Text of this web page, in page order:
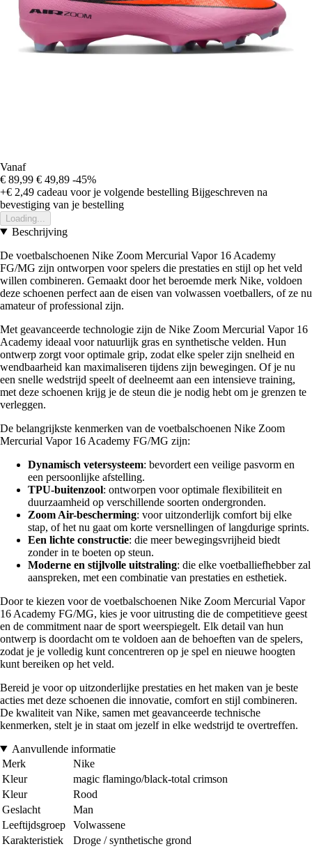
Vanaf
€ 89,99 € 49,89 -45%
+€ 2,49 cadeau voor je volgende bestelling Bijgeschreven na
bevestiging van je bestelling
Loading...
Beschrijving
De voetbalschoenen Nike Zoom Mercurial Vapor 16 Academy
FG/MG zijn ontworpen voor spelers die prestaties en stijl op het veld
willen combineren. Gemaakt door het beroemde merk Nike, voldoen
deze schoenen perfect aan de eisen van volwassen voetballers, of ze nu
amateur of professional zijn.
Met geavanceerde technologie zijn de Nike Zoom Mercurial Vapor 16
Academy ideaal voor natuurlijk gras en synthetische velden. Hun
ontwerp zorgt voor optimale grip, zodat elke speler zijn snelheid en
wendbaarheid kan maximaliseren tijdens zijn bewegingen. Of je nu
een snelle wedstrijd speelt of deelneemt aan een intensieve training,
met deze schoenen krijg je de steun die je nodig hebt om je grenzen te
verleggen.
De belangrijkste kenmerken van de voetbalschoenen Nike Zoom
Mercurial Vapor 16 Academy FG/MG zijn:
Dynamisch vetersysteem: bevordert een veilige pasvorm en
een persoonlijke afstelling.
TPU-buitenzool: ontworpen voor optimale flexibiliteit en
duurzaamheid op verschillende soorten ondergronden.
Zoom Air-bescherming: voor uitzonderlijk comfort bij elke
stap, of het nu gaat om korte versnellingen of langdurige sprints.
Een lichte constructie: die meer bewegingsvrijheid biedt
zonder in te boeten op steun.
Moderne en stijlvolle uitstraling: die elke voetballiefhebber zal
aanspreken, met een combinatie van prestaties en esthetiek.
Door te kiezen voor de voetbalschoenen Nike Zoom Mercurial Vapor
16 Academy FG/MG, kies je voor uitrusting die de competitieve geest
en de commitment naar de sport weerspiegelt. Elk detail van hun
ontwerp is doordacht om te voldoen aan de behoeften van de spelers,
zodat je je volledig kunt concentreren op je spel en nieuwe hoogten
kunt bereiken op het veld.
Bereid je voor op uitzonderlijke prestaties en het maken van je beste
acties met deze schoenen die innovatie, comfort en stijl combineren.
De kwaliteit van Nike, samen met geavanceerde technische
kenmerken, stelt je in staat om jezelf in elke wedstrijd te overtreffen.
Aanvullende informatie
Merk
Nike
Kleur
magic flamingo/black-total crimson
Kleur
Rood
Geslacht
Man
Leeftijdsgroep
Volwassene
Karakteristiek
Droge / synthetische grond